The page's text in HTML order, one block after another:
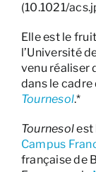
(10.1021/
Elle est le
l’Université
venu réaliser
dans le cadre
Tournesol.*
Tournesolest
Campus
française de